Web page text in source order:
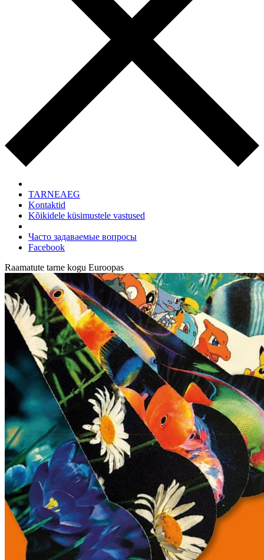
TARNEAEG
Kontaktid
Kõikidele küsimustele vastused
Часто задаваемые вопросы
Facebook
Raamatute tarne kogu Euroopas